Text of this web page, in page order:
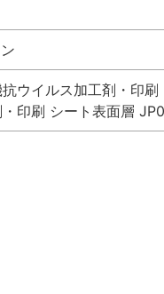
ウイルス加工剤・印
印刷 シート表面層